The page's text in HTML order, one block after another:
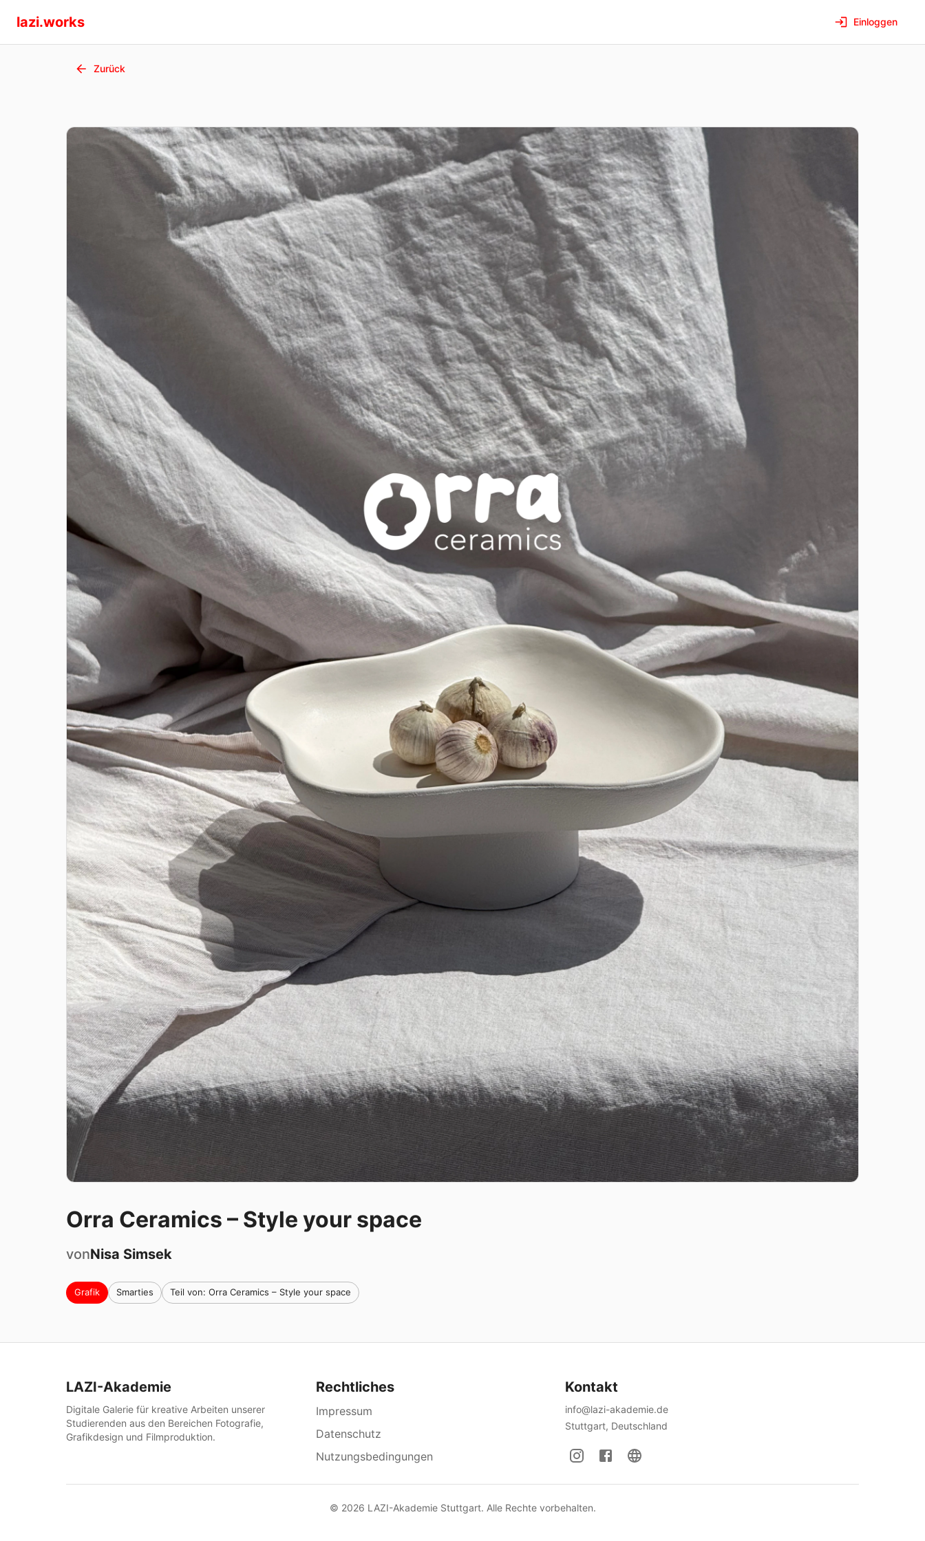
lazi.works Einloggen
Zurück
Orra Ceramics – Style your space
vonNisa Simsek
Grafik Smarties Teil von: Orra Ceramics – Style your space
LAZI-Akademie
Digitale Galerie für kreative Arbeiten unserer
Studierenden aus den Bereichen Fotografie,
Grafikdesign und Filmproduktion.
Rechtliches
Impressum
Datenschutz
Nutzungsbedingungen
Kontakt
info@lazi-akademie.de
Stuttgart, Deutschland
© 2026 LAZI-Akademie Stuttgart. Alle Rechte vorbehalten.